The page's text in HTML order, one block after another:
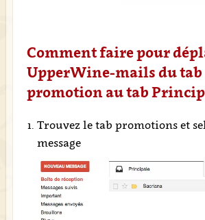
Comment faire pour
UpperWine-mails du tab
promotion au tab
Trouvez le tab promotions et
message